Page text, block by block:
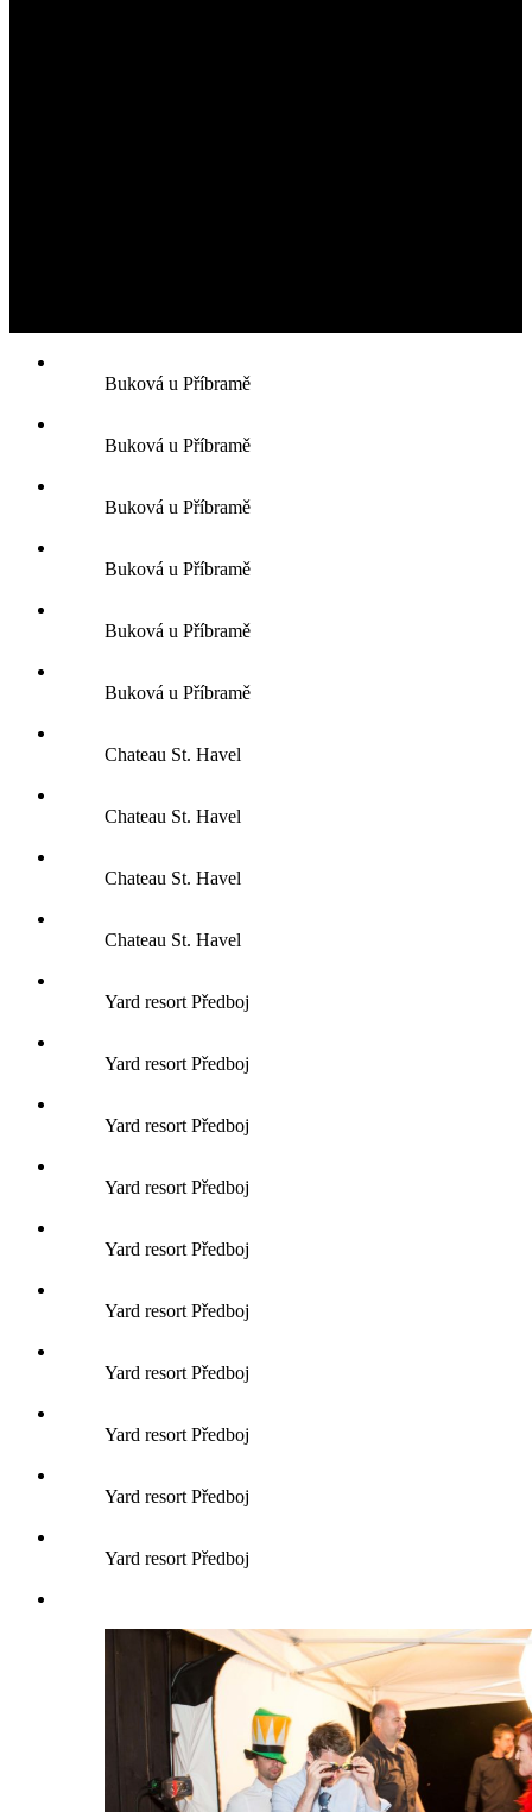
Buková u Příbramě
Buková u Příbramě
Buková u Příbramě
Buková u Příbramě
Buková u Příbramě
Buková u Příbramě
Chateau St. Havel
Chateau St. Havel
Chateau St. Havel
Chateau St. Havel
Yard resort Předboj
Yard resort Předboj
Yard resort Předboj
Yard resort Předboj
Yard resort Předboj
Yard resort Předboj
Yard resort Předboj
Yard resort Předboj
Yard resort Předboj
Yard resort Předboj